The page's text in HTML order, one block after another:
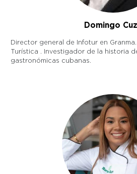
Domingo
Director general de Infotur en
Turística . Investigador de la historia
gastronómicas cubanas.